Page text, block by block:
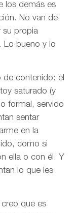
los demás es
No van de
su propia
Lo bueno y lo
de contenido: el
saturado (y
formal, servido
sentar
en la
como si
ella o con él. Y
lo que les
que es